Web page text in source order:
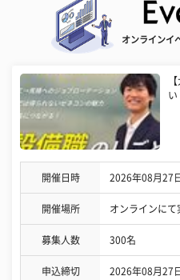
オンラインイ
い
開催日時 2026年08月27
開催場所 オンラインにて
募集人数 300名
申込締切 2026年08月27